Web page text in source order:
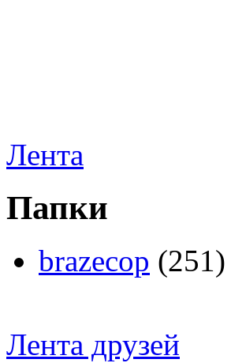
Лента
Папки
brazecop (251)
Лента друзей